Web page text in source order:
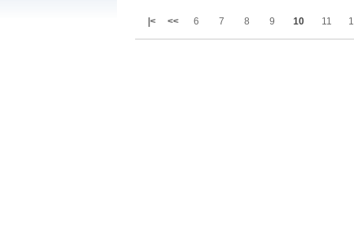
|< << 6 7 8 9 10 11